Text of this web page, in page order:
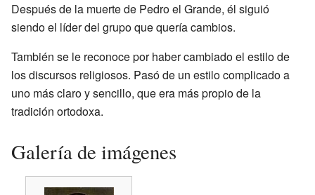
Después de la muerte de Pedro el Grande, él siguió
siendo el líder del grupo que quería cambios.
También se le reconoce por haber cambiado el estilo de
los discursos religiosos. Pasó de un estilo complicado a
uno más claro y sencillo, que era más propio de la
tradición ortodoxa.
Galería de imágenes